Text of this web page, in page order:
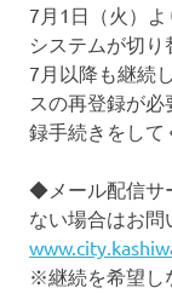
7月1日（火）
システムが切り
7月以降も継続
スの再登録が
録手続きをして
◆メール配信サ
ない場合はお問
※継続を希望し